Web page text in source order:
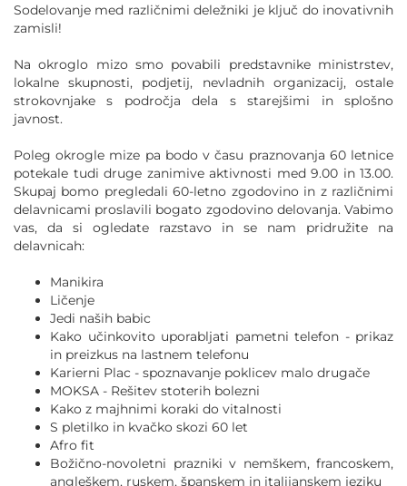
Sodelovanje med različnimi deležniki je ključ do inovativnih
zamisli!
Na okroglo mizo smo povabili predstavnike ministrstev,
lokalne skupnosti, podjetij, nevladnih organizacij, ostale
strokovnjake s področja dela s starejšimi in splošno
javnost.
Poleg okrogle mize pa bodo v času praznovanja 60 letnice
potekale tudi druge zanimive aktivnosti med 9.00 in 13.00.
Skupaj bomo pregledali 60-letno zgodovino in z različnimi
delavnicami proslavili bogato zgodovino delovanja. Vabimo
vas, da si ogledate razstavo in se nam pridružite na
delavnicah:
Manikira
Ličenje
Jedi naših babic
Kako učinkovito uporabljati pametni telefon - prikaz
in preizkus na lastnem telefonu
Karierni Plac - spoznavanje poklicev malo drugače
MOKSA - Rešitev stoterih bolezni
Kako z majhnimi koraki do vitalnosti
S pletilko in kvačko skozi 60 let
Afro fit
Božično-novoletni prazniki v nemškem, francoskem,
angleškem, ruskem, španskem in italijanskem jeziku